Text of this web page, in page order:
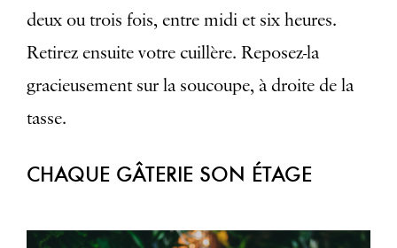
deux ou trois fois, entre midi et six heures.
Retirez ensuite votre cuillère. Reposez-la
gracieusement sur la soucoupe, à droite de la
tasse.
CHAQUE GÂTERIE SON ÉTAGE